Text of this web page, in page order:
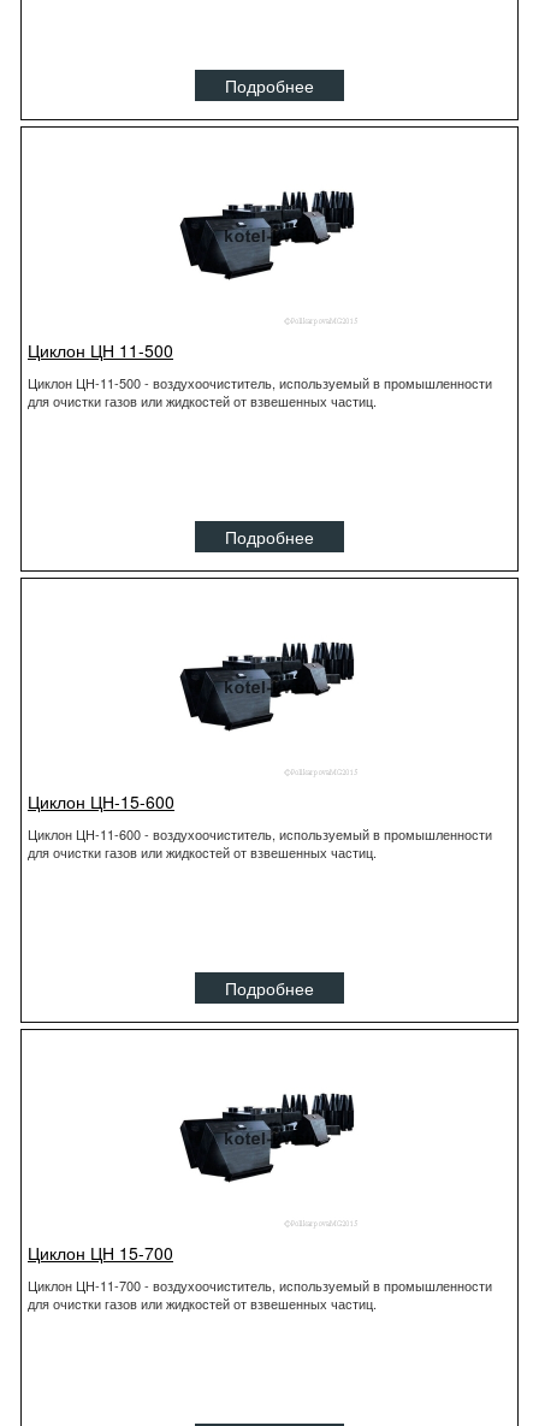
Подробнее
Циклон ЦН 11-500
Циклон ЦН-11-500 - воздухоочиститель, используемый в промышленности
для очистки газов или жидкостей от взвешенных частиц.
Подробнее
Циклон ЦН-15-600
Циклон ЦН-11-600 - воздухоочиститель, используемый в промышленности
для очистки газов или жидкостей от взвешенных частиц.
Подробнее
Циклон ЦН 15-700
Циклон ЦН-11-700 - воздухоочиститель, используемый в промышленности
для очистки газов или жидкостей от взвешенных частиц.